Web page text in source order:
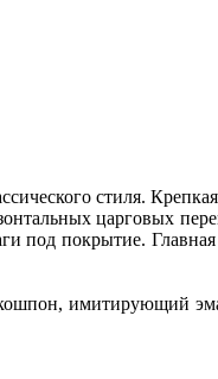
стиля.
царговых
под покрытие.
имитирующий